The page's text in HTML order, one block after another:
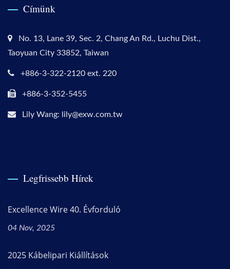
Címünk
No. 13, Lane 39, Sec. 2, Chang An Rd., Luchu Dist.,
Taoyuan City 33852, Taiwan
+886-3-322-2120 ext. 220
+886-3-352-5455
Lily Wang: lily@exw.com.tw
Legfrissebb Hírek
Excellence Wire 40. Évforduló
04 Nov, 2025
2025 Kábelipari Kiállítások